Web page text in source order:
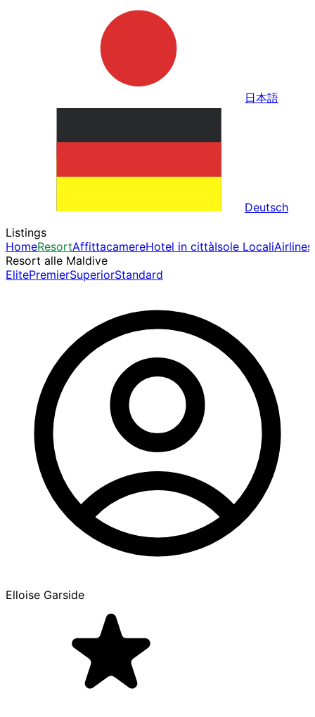
日本語
Deutsch
Listings
HomeResortAffittacamereHotel in cittàIsole LocaliAirlines
Resort alle Maldive
ElitePremierSuperiorStandard
Elloise Garside